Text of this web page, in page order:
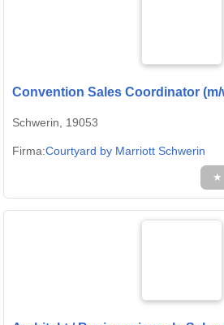
Convention Sales Coordinator (m/
Schwerin, 19053
Firma:Courtyard by Marriott Schwerin
★